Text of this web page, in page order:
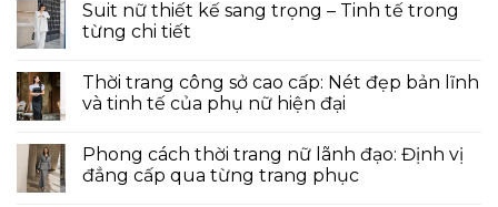
Suit nữ thiết kế sang trọng – Tinh tế trong
từng chi tiết
Thời trang công sở cao cấp: Nét đẹp bản lĩnh
và tinh tế của phụ nữ hiện đại
Phong cách thời trang nữ lãnh đạo: Định vị
đẳng cấp qua từng trang phục